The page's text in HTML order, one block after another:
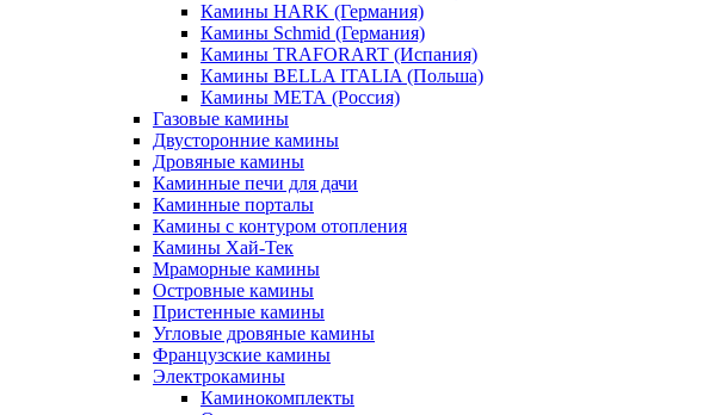
Камины HARK (Германия)
Камины Schmid (Германия)
Камины TRAFORART (Испания)
Камины BELLA ITALIA (Польша)
Камины МЕТА (Россия)
Газовые камины
Двусторонние камины
Дровяные камины
Каминные печи для дачи
Каминные порталы
Камины с контуром отопления
Камины Хай-Тек
Мраморные камины
Островные камины
Пристенные камины
Угловые дровяные камины
Французские камины
Электрокамины
Каминокомплекты